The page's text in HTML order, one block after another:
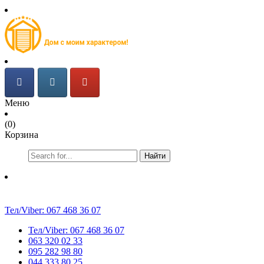
Меню
(0)
Корзина
Найти
Тел/Viber: 067 468 36 07
Тел/Viber: 067 468 36 07
063 320 02 33
095 282 98 80
044 333 80 25